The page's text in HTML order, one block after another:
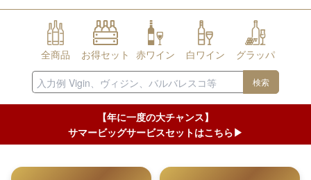
全商品 お得セット 赤ワイン 白ワイン グラッパ
検索
【年に一度の大チャンス】
サマービッグサービスセットはこちら▶︎